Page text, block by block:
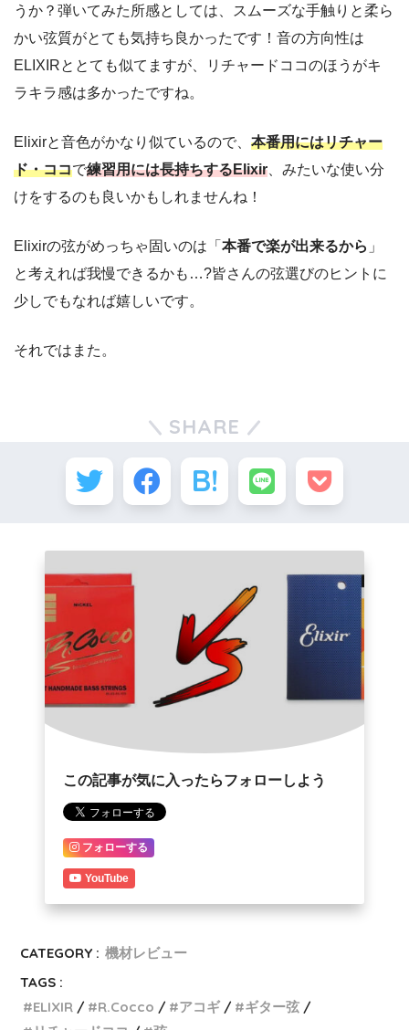
うか？弾いてみた所感としては、
スムーズな手触りと柔ら
かい弦質がとても気持ち良かったです！音の方向性は
ELIXIRととても似てますが、リチャードココのほうがキ
ラキラ感は多かったですね。
Elixirと音色がかなり似ているので、 本番用にはリチャー
ド・ココで練習用には長持ちするElixir 、みたいな使い分
けをするのも良いかもしれませんね！
Elixirの弦がめっちゃ固いのは「 本番で楽が出来るから 」
と考えれば我慢できるかも…?皆さんの弦選びのヒントに
少しでもなれば嬉しいです。
それではまた。
SHARE
この記事が気に入ったらフォローしよう
フォローする
YouTube
CATEGORY : 機材レビュー
TAGS :
ELIXIR
R.Cocco アコギ
ギター弦